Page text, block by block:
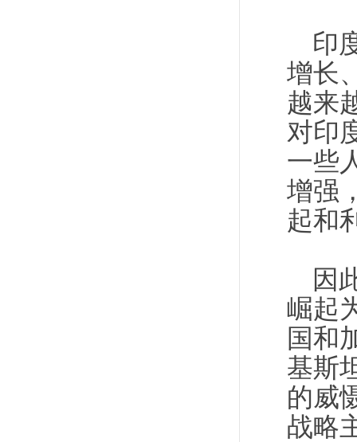
印
增长
越来
对印
一些
增强
起和
因
崛起
国和
基斯
的威
战略